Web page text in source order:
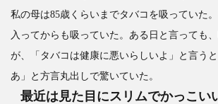
私の母は85歳くらいまでタバコを吸っていた
入ってからも吸っていた。ある日と言っても
が、「タバコは健康に悪いらしいよ」と言う
あ」と方言丸出しで驚いていた。
最近は見た目にスリムでかっこい